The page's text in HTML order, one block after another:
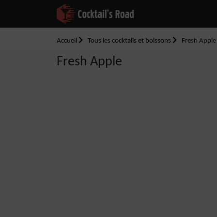
Accueil Tous les cocktails et boissons Fresh Apple
Fresh Apple